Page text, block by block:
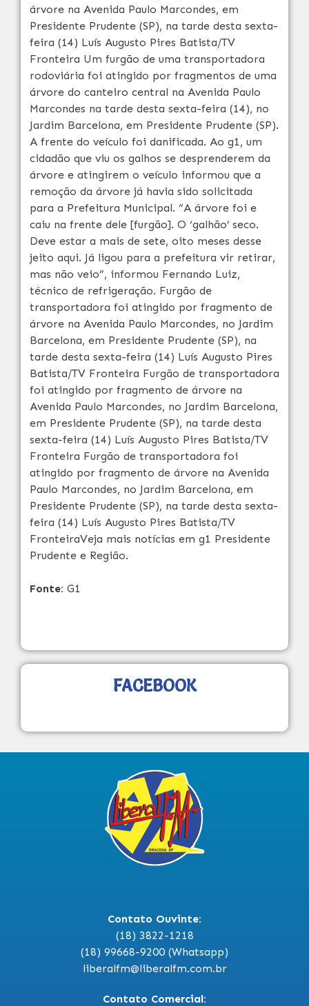
árvore na Avenida Paulo Marcondes, em
Presidente Prudente (SP), na tarde desta sexta-
feira (14) Luís Augusto Pires Batista/TV
Fronteira Um furgão de uma transportadora
rodoviária foi atingido por fragmentos de uma
árvore do canteiro central na Avenida Paulo
Marcondes na tarde desta sexta-feira (14), no
Jardim Barcelona, em Presidente Prudente (SP).
A frente do veículo foi danificada. Ao g1, um
cidadão que viu os galhos se desprenderem da
árvore e atingirem o veículo informou que a
remoção da árvore já havia sido solicitada
para a Prefeitura Municipal. “A árvore foi e
caiu na frente dele [furgão]. O ‘galhão’ seco.
Deve estar a mais de sete, oito meses desse
jeito aqui. Já ligou para a prefeitura vir retirar,
mas não veio”, informou Fernando Luiz,
técnico de refrigeração. Furgão de
transportadora foi atingido por fragmento de
árvore na Avenida Paulo Marcondes, no Jardim
Barcelona, em Presidente Prudente (SP), na
tarde desta sexta-feira (14) Luís Augusto Pires
Batista/TV Fronteira Furgão de transportadora
foi atingido por fragmento de árvore na
Avenida Paulo Marcondes, no Jardim Barcelona,
em Presidente Prudente (SP), na tarde desta
sexta-feira (14) Luís Augusto Pires Batista/TV
Fronteira Furgão de transportadora foi
atingido por fragmento de árvore na Avenida
Paulo Marcondes, no Jardim Barcelona, em
Presidente Prudente (SP), na tarde desta sexta-
feira (14) Luís Augusto Pires Batista/TV
FronteiraVeja mais notícias em g1 Presidente
Prudente e Região.
Fonte: G1
FACEBOOK
Contato Ouvinte:
(18) 3822-1218
(18) 99668-9200 (Whatsapp)
liberalfm@liberalfm.com.br
Contato Comercial: